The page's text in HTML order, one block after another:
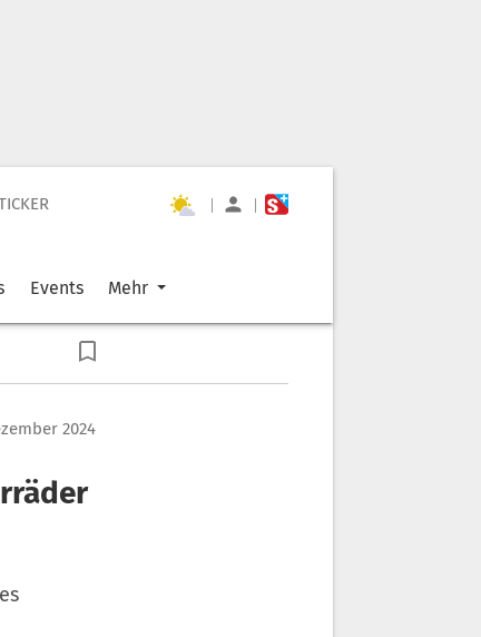
| |
Events Mehr
2024